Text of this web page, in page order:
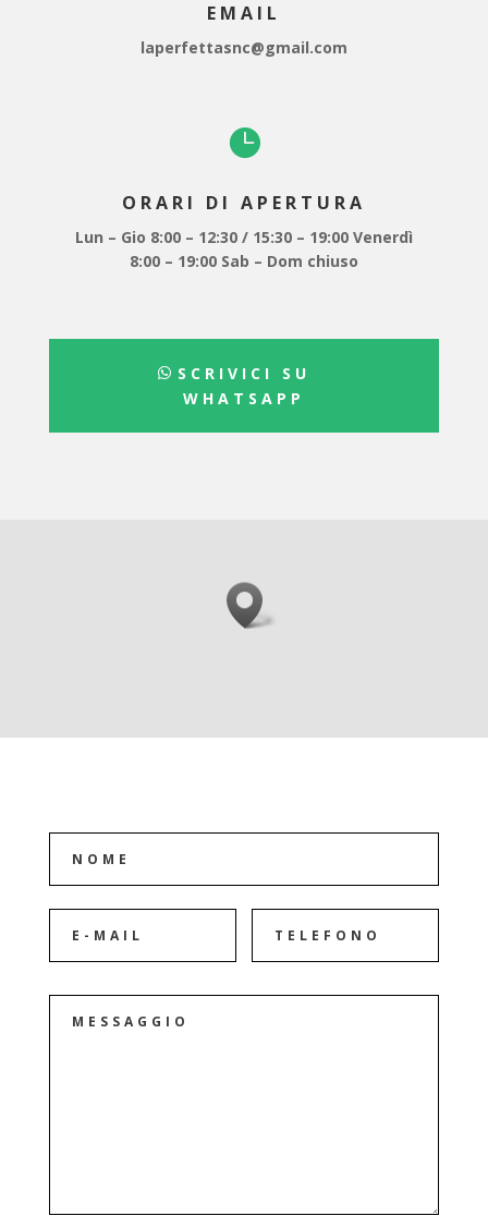
EMAIL
laperfettasnc@gmail.com

ORARI DI APERTURA
Lun – Gio 8:00 – 12:30 / 15:30 – 19:00 Venerdì
8:00 – 19:00 Sab – Dom chiuso
SCRIVICI SU
WHATSAPP